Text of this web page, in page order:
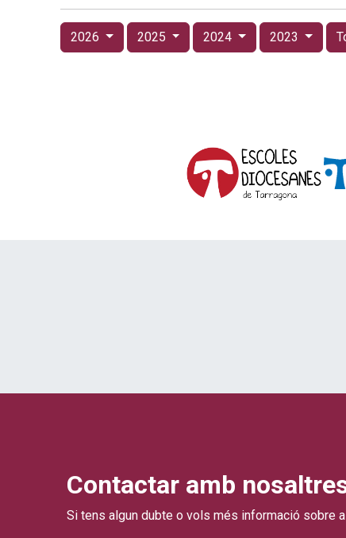
2026 2025 2024 2023
Contactar amb
Si tens algun dubte o vols més informació sobre